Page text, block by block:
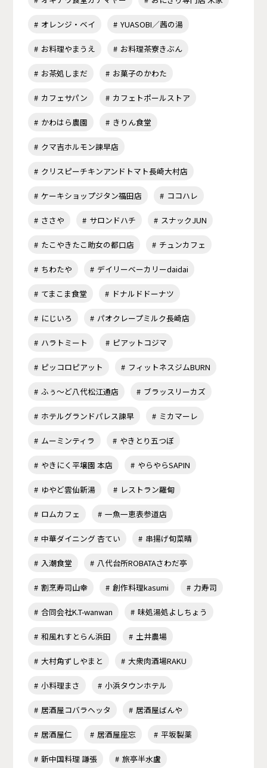
オレンジ・ベイ YUASOBI／茜の湯
お料理やまうえ お料理茶寮きぶん
お茶処しまだ お菓子のかわた
カフェサパン カフェトポールストア
かわはら農園 きりん食堂
クマ吉ホルモン諫早店
クリスピーチキンアンドトマト長崎大村店
ケーキショップジタン福田店 ココハレ
ささや サロンドハチ スナックJUN
たこやきたこ助女の都口店 チュンカフェ
ちわたや デイリーベーカリーdaidai
てまこま食堂 ドナルドドーナツ
にじいろ パオクレープミルク長崎店
ハラトミート ピアットコジマ
ピッコロピアット フィットネスジムBURN
ふぅ～ど八代松江通店 ブラッスリーカズ
ホテルグランドパレス諫早 ミカマーレ
ムーミンティラ やきとり五つぼ
やきにく平壌園 本店 やらやらSAPIN
ゆやど雲仙新湯 レストラン羅甸
ロムカフェ 一魚一恵表参道店
中華ダイニング 杏てい 串揚げ旬菜晴
入潮食堂 八代台所ROBATAさわだ亭
割烹寿司山幸 創作料理kasumi 力寿司
合同会社K.T-wanwan 味処湯処よしちょう
和風れすとらん浜田 土井農場
大村角ずしやまと 大衆肉酒場RAKU
小料理まさ 小浜タウンホテル
居酒屋コバラヘッタ 居酒屋ばんや
居酒屋仁 居酒屋座忘 平坂製薬
新中国料理 謙張 旅亭半水盧